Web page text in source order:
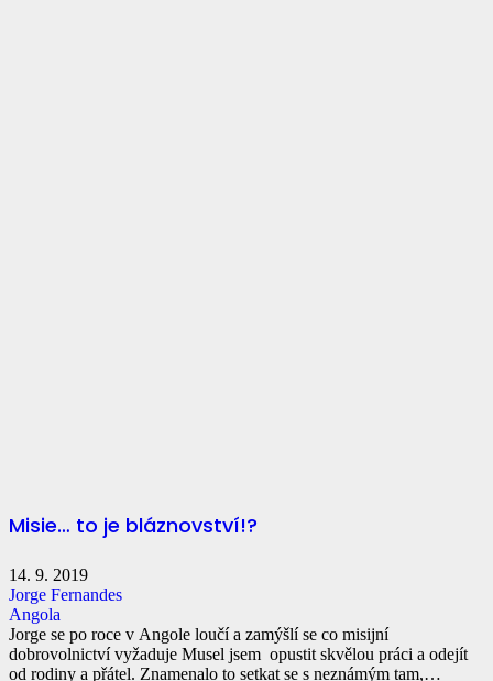
Misie… to je bláznovství!?
14. 9. 2019
Jorge Fernandes
Angola
Jorge se po roce v Angole loučí a zamýšlí se co misijní
dobrovolnictví vyžaduje Musel jsem opustit skvělou práci a odejít
od rodiny a přátel. Znamenalo to setkat se s neznámým tam,…